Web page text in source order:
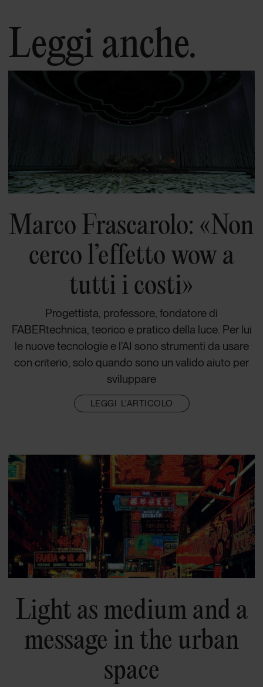
Leggi anche.
Marco Frascarolo: «Non
cerco l’effetto wow a
tutti i costi»
Progettista, professore, fondatore di
FABERtechnica, teorico e pratico della luce. Per lui
le nuove tecnologie e l’AI sono strumenti da usare
con criterio, solo quando sono un valido aiuto per
sviluppare
LEGGI L'ARTICOLO
Light as medium and a
message in the urban
space